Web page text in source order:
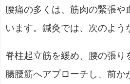
腰痛の多くは、筋肉の緊張や
います。鍼灸では、次のよう
脊柱起立筋を緩め、腰の張り
腸腰筋へアプローチし、前か